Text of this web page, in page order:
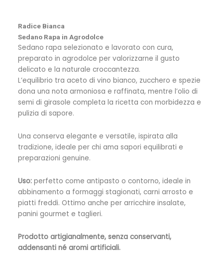
Radice Bianca
Sedano Rapa in Agrodolce
Sedano rapa selezionato e lavorato con cura,
preparato in agrodolce per valorizzarne il gusto
delicato e la naturale croccantezza.
L’equilibrio tra aceto di vino bianco, zucchero e spezie
dona una nota armoniosa e raffinata, mentre l’olio di
semi di girasole completa la ricetta con morbidezza e
pulizia di sapore.
Una conserva elegante e versatile, ispirata alla
tradizione, ideale per chi ama sapori equilibrati e
preparazioni genuine.
Uso: perfetto come antipasto o contorno, ideale in
abbinamento a formaggi stagionati, carni arrosto e
piatti freddi. Ottimo anche per arricchire insalate,
panini gourmet e taglieri.
Prodotto artigianalmente, senza conservanti,
addensanti né aromi artificiali.